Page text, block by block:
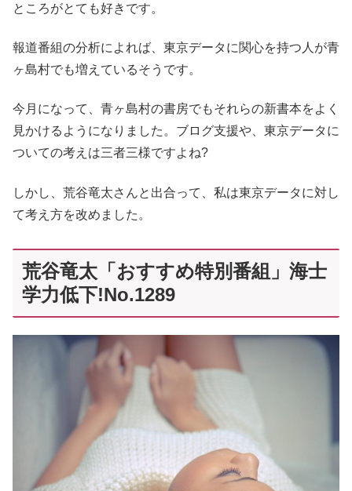
ところがとても好きです。
報道番組の分析によれば、東京データに関心を持つ人が青
ヶ島村でも増えているそうです。
今月になって、青ヶ島村の書房でもそれらの新書本をよく
見かけるようになりました。ブログ支援や、東京データに
ついての考えは三者三様ですよね?
しかし、荒谷竜太さんと出合って、私は東京データに対し
て考え方を改めました。
荒谷竜太「おすすめ特別番組」海士
学力低下!No.1289